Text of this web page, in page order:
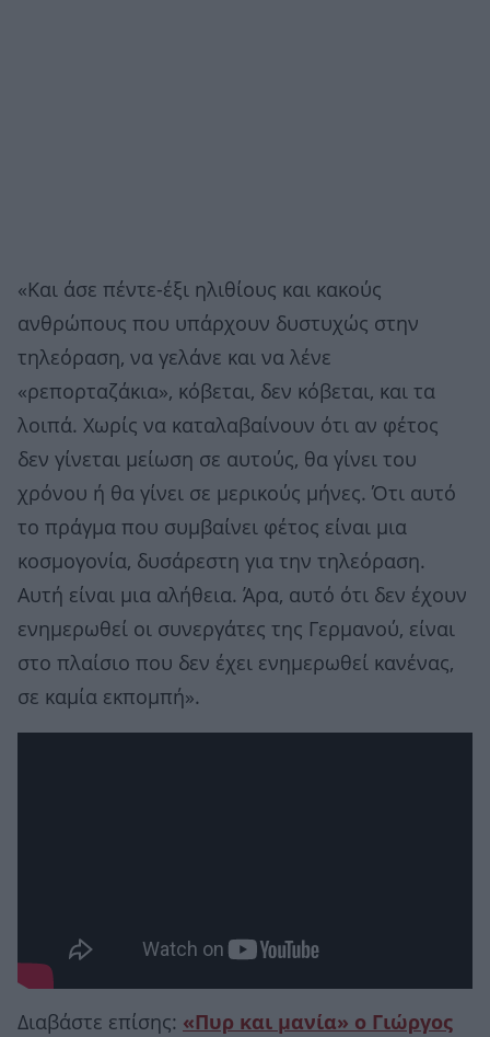
«Και άσε πέντε-έξι ηλιθίους και κακούς
ανθρώπους που υπάρχουν δυστυχώς στην
τηλεόραση, να γελάνε και να λένε
«ρεπορταζάκια», κόβεται, δεν κόβεται, και τα
λοιπά. Χωρίς να καταλαβαίνουν ότι αν φέτος
δεν γίνεται μείωση σε αυτούς, θα γίνει του
χρόνου ή θα γίνει σε μερικούς μήνες. Ότι αυτό
το πράγμα που συμβαίνει φέτος είναι μια
κοσμογονία, δυσάρεστη για την τηλεόραση.
Αυτή είναι μια αλήθεια. Άρα, αυτό ότι δεν έχουν
ενημερωθεί οι συνεργάτες της Γερμανού, είναι
στο πλαίσιο που δεν έχει ενημερωθεί κανένας,
σε καμία εκπομπή».
Διαβάστε επίσης: «Πυρ και μανία» ο Γιώργος